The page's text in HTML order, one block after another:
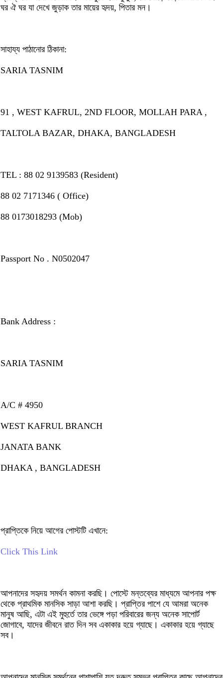
ঘর ঐ ঘর যা দেখে জুড়াক তার মায়ের হৃদয়, পিতার মন।
সাহায্য পাঠানোর ঠিকানা:
SARIA TASNIM
91 , WEST KAFRUL, 2ND FLOOR, MOLLAH PARA ,
TALTOLA BAZAR, DHAKA, BANGLADESH
TEL : 88 02 9139583 (Resident)
88 02 7171346 ( Office)
88 0173018293 (Mob)
Passport No . N0502047
Bank Address :
SARIA TASNIM
A/C # 4950
WEST KAFRUL BRANCH
JANATA BANK
DHAKA , BANGLADESH
প্রাপ্তিকে নিয়ে আগের পোস্টটি এখানে:
Click This Link
আপনাদের সহৃদয় সমর্থন কামনা করছি। পোস্টে মন্তব্যের মাধ্যমে আপনার পক্ষ
থেকে প্রাথমিক মানসিক সাড়া আশা করছি। প্রাপ্তির পাশে যে আমরা অনেক
মানুষ আছি, এটা এই মুহুর্তে তার ভেঙ্গে পড়া পরিবারের জন্য অনেক সাপোর্ট
জোগাবে, যাদের জীবনে রাত দিন সব একাকার হয়ে গ্যাছে। একাকার হয়ে গ্যাছে
সব।